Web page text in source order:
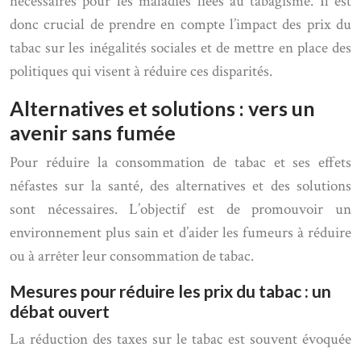
donc crucial de prendre en compte l’impact des prix du
tabac sur les inégalités sociales et de mettre en place des
politiques qui visent à réduire ces disparités.
Alternatives et solutions : vers un
avenir sans fumée
Pour réduire la consommation de tabac et ses effets
néfastes sur la santé, des alternatives et des solutions
sont nécessaires. L’objectif est de promouvoir un
environnement plus sain et d’aider les fumeurs à réduire
ou à arrêter leur consommation de tabac.
Mesures pour réduire les prix du tabac : un
débat ouvert
La réduction des taxes sur le tabac est souvent évoquée